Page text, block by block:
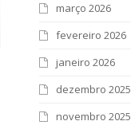
março 2026
fevereiro 2026
janeiro 2026
dezembro 2025
novembro 2025